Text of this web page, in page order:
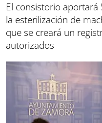
El consistorio
la esterilización de
que se creará un
autorizados